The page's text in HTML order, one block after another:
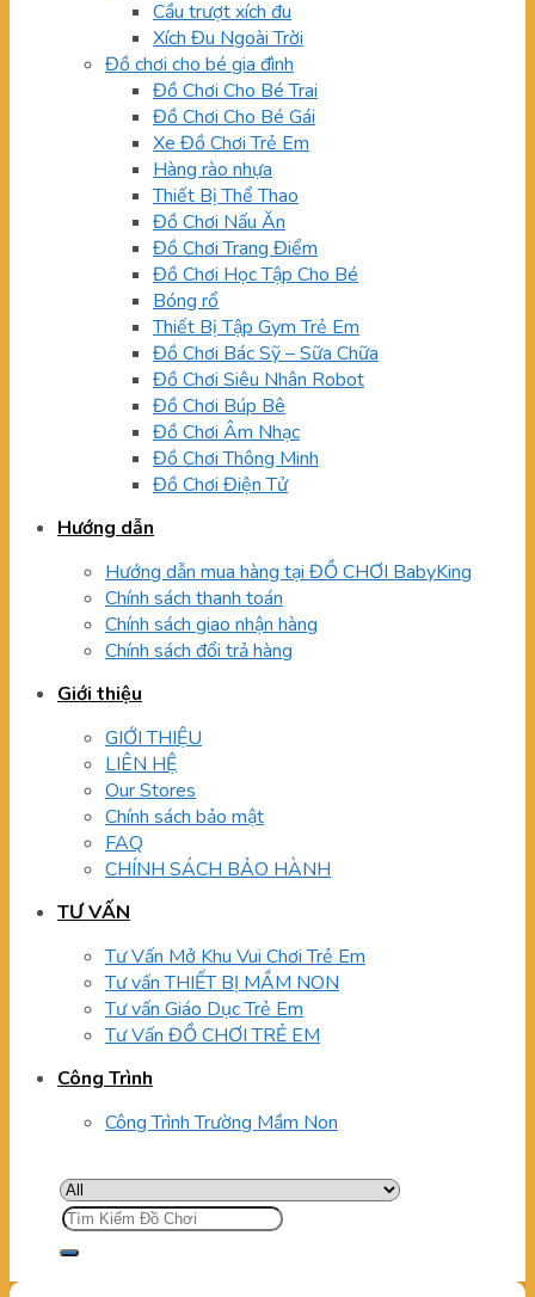
Cầu trượt xích đu
Xích Đu Ngoài Trời
Đồ chơi cho bé gia đình
Đồ Chơi Cho Bé Trai
Đồ Chơi Cho Bé Gái
Xe Đồ Chơi Trẻ Em
Hàng rào nhựa
Thiết Bị Thể Thao
Đồ Chơi Nấu Ăn
Đồ Chơi Trang Điểm
Đồ Chơi Học Tập Cho Bé
Bóng rổ
Thiết Bị Tập Gym Trẻ Em
Đồ Chơi Bác Sỹ – Sữa Chữa
Đồ Chơi Siêu Nhân Robot
Đồ Chơi Búp Bê
Đồ Chơi Âm Nhạc
Đồ Chơi Thông Minh
Đồ Chơi Điện Tử
Hướng dẫn
Hướng dẫn mua hàng tại ĐỒ CHƠI BabyKing
Chính sách thanh toán
Chính sách giao nhận hàng
Chính sách đổi trả hàng
Giới thiệu
GIỚI THIỆU
LIÊN HỆ
Our Stores
Chính sách bảo mật
FAQ
CHÍNH SÁCH BẢO HÀNH
TƯ VẤN
Tư Vấn Mở Khu Vui Chơi Trẻ Em
Tư vấn THIẾT BỊ MẦM NON
Tư vấn Giáo Dục Trẻ Em
Tư Vấn ĐỒ CHƠI TRẺ EM
Công Trình
Công Trình Trường Mầm Non
Tìm
kiếm: